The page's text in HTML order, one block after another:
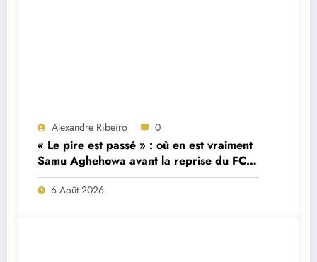
Alexandre Ribeiro 0
« Le pire est passé » : où en est vraiment
Samu Aghehowa avant la reprise du FC
Porto ?
6 Août 2026